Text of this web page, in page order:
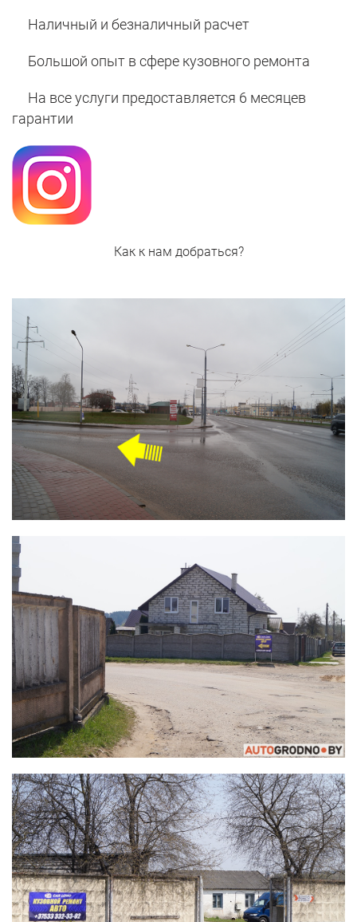
Наличный и безналичный расчет
Большой опыт в сфере кузовного ремонта
На все услуги предоставляется 6 месяцев
гарантии
Как к нам добраться?